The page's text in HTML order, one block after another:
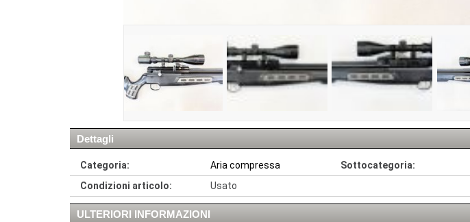
Dettagli
Categoria: Aria compressa Sottocategoria:
Condizioni articolo:
Usato
ULTERIORI INFORMAZIONI